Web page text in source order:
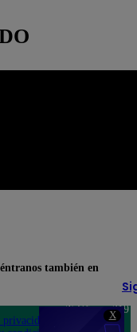
X
también en
Teléfono: 219